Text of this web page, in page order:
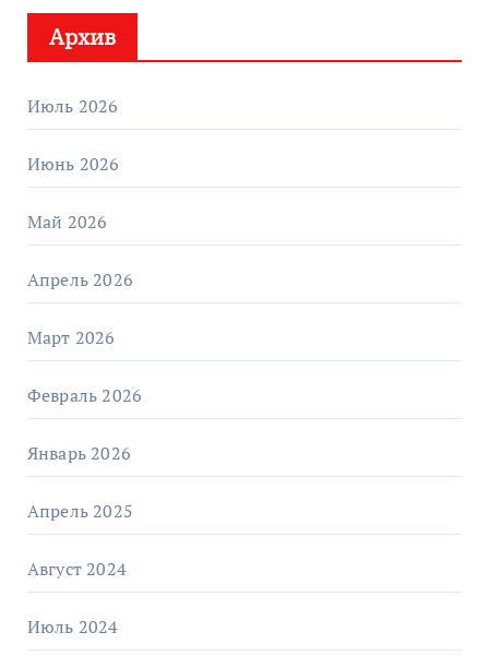
Архив
Июль 2026
Июнь 2026
Май 2026
Апрель 2026
Март 2026
Февраль 2026
Январь 2026
Апрель 2025
Август 2024
Июль 2024